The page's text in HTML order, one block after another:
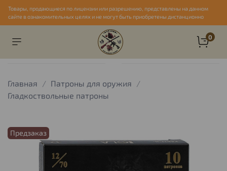
Товары, продающиеся по лицензии или разрешению, представлены на данном
сайте в ознакомительных целях и не могут быть приобретены дистанционно
0
Главная
Патроны для оружия
Гладкоствольные патроны
Предзаказ